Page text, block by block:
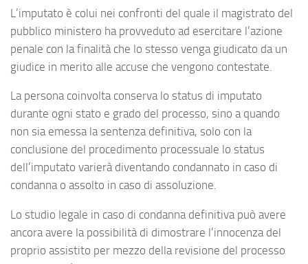
L’imputato è colui nei confronti del quale il magistrato del
pubblico ministero ha provveduto ad esercitare l’azione
penale con la finalità che lo stesso venga giudicato da un
giudice in merito alle accuse che vengono contestate.
La persona coinvolta conserva lo status di imputato
durante ogni stato e grado del processo, sino a quando
non sia emessa la sentenza definitiva, solo con la
conclusione del procedimento processuale lo status
dell’imputato varierà diventando condannato in caso di
condanna o assolto in caso di assoluzione.
Lo studio legale in caso di condanna definitiva può avere
ancora avere la possibilità di dimostrare l’innocenza del
proprio assistito per mezzo della revisione del processo